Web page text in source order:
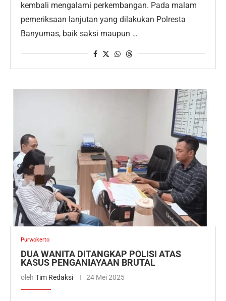
kembali mengalami perkembangan. Pada malam
pemeriksaan lanjutan yang dilakukan Polresta
Banyumas, baik saksi maupun …
Purwokerto
DUA WANITA DITANGKAP POLISI ATAS
KASUS PENGANIAYAAN BRUTAL
oleh Tim Redaksi 24 Mei 2025